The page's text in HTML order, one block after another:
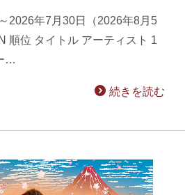
2026年7月30日（2026年8月5
順位 タイトル アーティスト 1
…
続きを読む